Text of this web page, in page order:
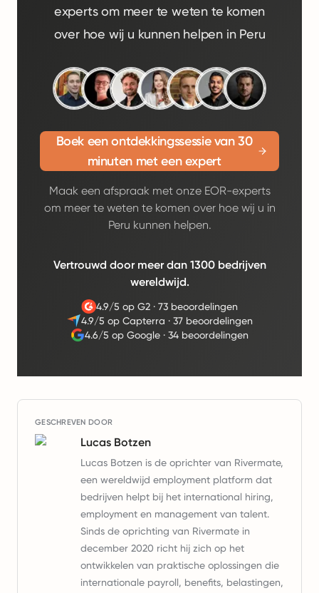
experts om meer te weten te komen
over hoe wij u kunnen helpen in Peru
Boek een ontdekkingssessie van 30
minuten met een expert
Maak een afspraak met onze EOR-experts
om meer te weten te komen over hoe wij u in
Peru kunnen helpen.
Vertrouwd door meer dan 1300 bedrijven
wereldwijd.
4.9/5 op G2· 73 beoordelingen
4.9/5 op Capterra · 37 beoordelingen
4.6/5 op Google ·34 beoordelingen
GESCHREVEN DOOR
Lucas Botzen
Lucas Botzen is de oprichter van Rivermate,
een wereldwijd employment platform dat
bedrijven helpt bij het international hiring,
employment en management van talent.
Sinds de oprichting van Rivermate in
december 2020 richt hij zich op het
ontwikkelen van praktische oplossingen die
internationale payroll, benefits, belastingen,